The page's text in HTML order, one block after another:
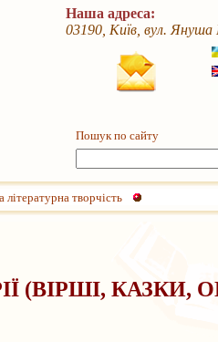
Наша адреса:
03190, Київ, вул. Януша
Пошук по сайту
літературна творчість
(ВІРШІ, КАЗКИ,